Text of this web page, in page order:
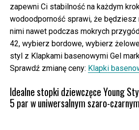
zapewni Ci stabilność na każdym
wodoodporność sprawi, że będziesz
nimi nawet podczas mokrych
42, wybierz bordowe, wybierz
styl z Klapkami basenowymi Gel
Sprawdź zmianę ceny: Klapki
Idealne stopki dziewczęce Young
5 par w uniwersalnym szaro-